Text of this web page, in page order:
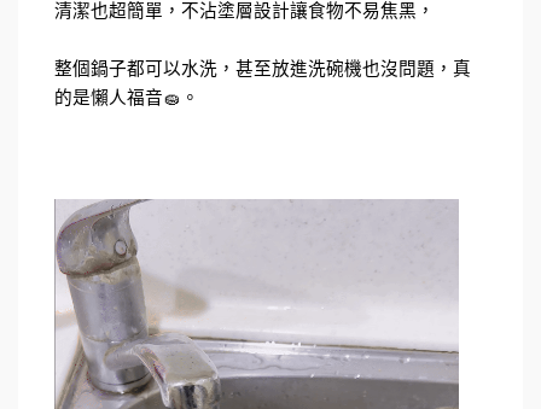
清潔也超簡單，不沾塗層設計讓食物不易焦黑，
整個鍋子都可以水洗，甚至放進洗碗機也沒問題，真
的是懶人福音🧽。